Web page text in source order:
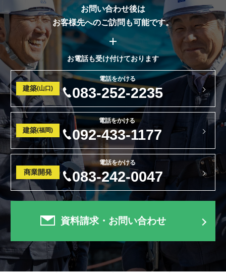
お問い合わせ後は
お客様先へのご訪問も可能です。
お電話も受け付けております
建築(山口)
電話をかける
083-252-2235
建築(福岡)
電話をかける
092-433-1177
商業開発
電話をかける
083-242-0047
資料請求・お問い合わせ